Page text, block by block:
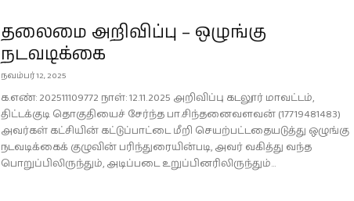
தலைமை அறிவிப்பு – ஒழுங்கு
நடவடிக்கை
நவம்பர் 12, 2025
க.எண்: 202511109772 நாள்: 12.11.2025 அறிவிப்பு கடலூர் மாவட்டம்,
திட்டக்குடி தொகுதியைச் சேர்ந்த பா.சிந்தனைவளவன் (17719481483)
அவர்கள் கட்சியின் கட்டுப்பாட்டை மீறி செயற்பட்டதையடுத்து ஒழுங்கு
நடவடிக்கைக் குழுவின் பரிந்துரையின்படி, அவர் வகித்து வந்த
பொறுப்பிலிருந்தும், அடிப்படை உறுப்பினரிலிருந்தும்...